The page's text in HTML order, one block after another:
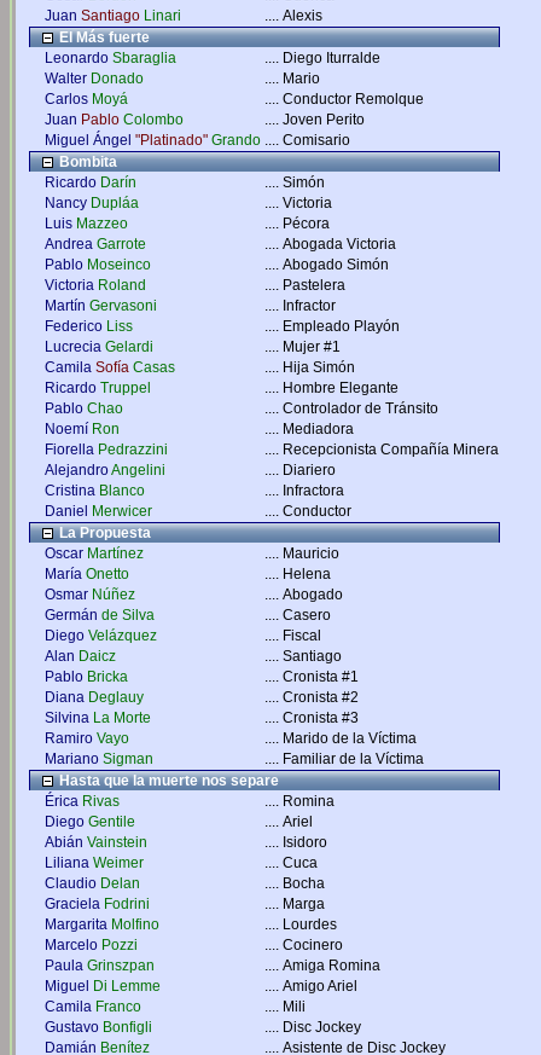
Juan Santiago Linari .... Alexis
El Más fuerte
Leonardo Sbaraglia .... Diego Iturralde
Walter Donado .... Mario
Carlos Moyá .... Conductor Remolque
Juan Pablo Colombo .... Joven Perito
Miguel Ángel "Platinado" Grando .... Comisario
Bombita
Ricardo Darín .... Simón
Nancy Dupláa .... Victoria
Luis Mazzeo .... Pécora
Andrea Garrote .... Abogada Victoria
Pablo Moseinco .... Abogado Simón
Victoria Roland .... Pastelera
Martín Gervasoni .... Infractor
Federico Liss .... Empleado Playón
Lucrecia Gelardi .... Mujer #1
Camila Sofía Casas .... Hija Simón
Ricardo Truppel .... Hombre Elegante
Pablo Chao .... Controlador de Tránsito
Noemí Ron .... Mediadora
Fiorella Pedrazzini .... Recepcionista Compañía Minera
AlejandroAngelini .... Diariero
Cristina Blanco .... Infractora
Daniel
Merwicer .... Conductor
La Propuesta
Oscar Martínez .... Mauricio
María Onetto .... Helena
Osmar Núñez .... Abogado
Germán de Silva .... Casero
Diego Velázquez .... Fiscal
Alan Daicz .... Santiago
Pablo Bricka .... Cronista #1
Diana Deglauy .... Cronista #2
Silvina La Morte .... Cronista #3
Ramiro Vayo .... Marido de la Víctima
Mariano Sigman .... Familiar de la Víctima
Hasta que la muerte nos separe
Érica Rivas .... Romina
Diego Gentile .... Ariel
Abián Vainstein .... Isidoro
Liliana Weimer .... Cuca
Claudio Delan .... Bocha
Graciela Fodrini .... Marga
Margarita Molfino .... Lourdes
Marcelo Pozzi .... Cocinero
Paula Grinszpan .... Amiga Romina
Miguel
Di Lemme .... Amigo Ariel
Camila Franco .... Mili
Gustavo Bonfigli .... Disc Jockey
Damián Benítez .... Asistente de Disc Jockey